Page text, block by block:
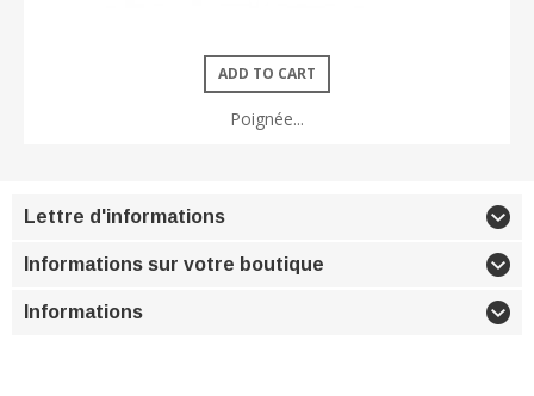
ADD TO CART
Poignée...
Lettre d'informations
Informations sur votre boutique
Informations